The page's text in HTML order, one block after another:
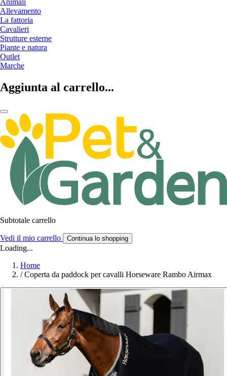
Animali
Allevamento
La fattoria
Cavalieri
Strutture esterne
Piante e natura
Outlet
Marche
Aggiunta al carrello...
Subtotale carrello
Vedi il mio carrello Continua lo shopping
Loading...
Home
/ Coperta da paddock per cavalli Horseware Rambo Airmax